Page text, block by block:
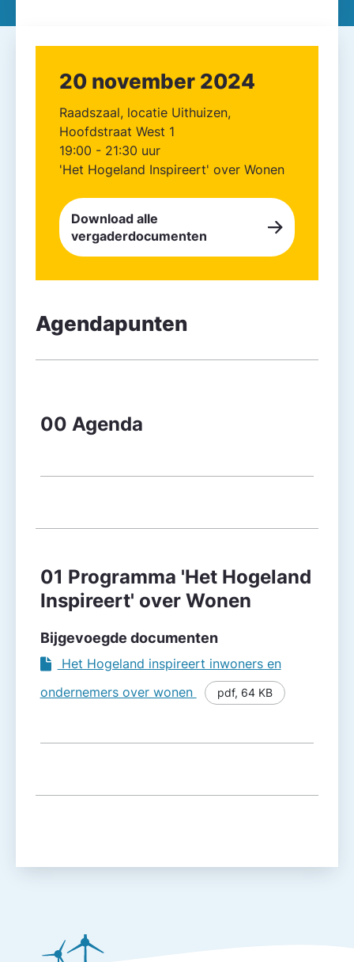
20 november 2024
Raadszaal, locatie Uithuizen,
Hoofdstraat West 1
19:00 - 21:30 uur
'Het Hogeland Inspireert' over Wonen
Download alle
vergaderdocumenten
Agendapunten
00 Agenda
01 Programma 'Het Hogeland
Inspireert' over Wonen
Bijgevoegde documenten
Het Hogeland inspireert inwoners en
ondernemers over wonen
pdf, 64 KB